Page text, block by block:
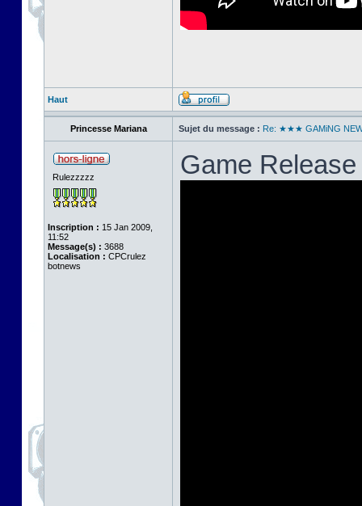
Haut
Princesse Mariana Sujet du message : Re: ★★★ GAMiNG
Rulezzzzz
Inscription : 15 Jan 2009,
11:52
Message(s) : 3688
Localisation : CPCrulez
botnews
Game